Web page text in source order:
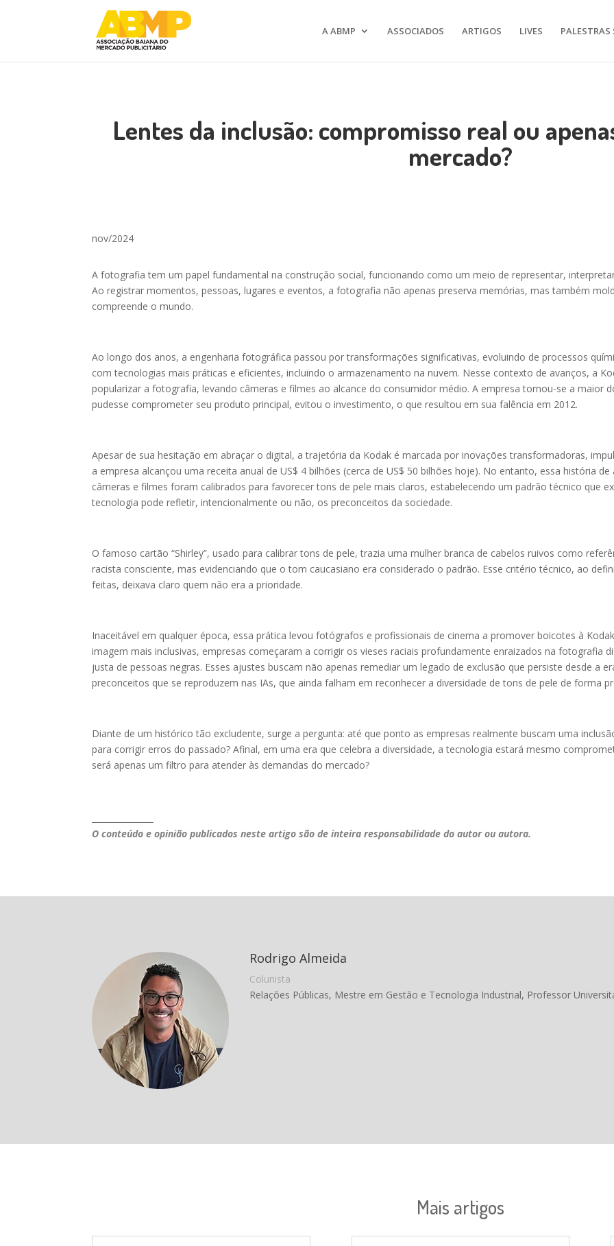
A ABMP ASSOCIADOS ARTIGOS LIVES PALESTRAS
Lentes da inclusão: compromisso real ou
mercado?
nov/2024
A fotografia tem um papel fundamental na construção social, funcionando como um meio de representar,
Ao registrar momentos, pessoas, lugares e eventos, a fotografia não apenas preserva memórias, mas também
compreende o mundo.
Ao longo dos anos, a engenharia fotográfica passou por transformações significativas, evoluindo de processos
com tecnologias mais práticas e eficientes, incluindo o armazenamento na nuvem. Nesse contexto de avanços, a
popularizar a fotografia, levando câmeras e filmes ao alcance do consumidor médio. A empresa tornou-se a maior
pudesse comprometer seu produto principal, evitou o investimento, o que resultou em sua falência em 2012.
Apesar de sua hesitação em abraçar o digital, a trajetória da Kodak é marcada por inovações transformadoras,
a empresa alcançou uma receita anual de US$ 4 bilhões (cerca de US$ 50 bilhões hoje). No entanto, essa história
câmeras e filmes foram calibrados para favorecer tons de pele mais claros, estabelecendo um padrão técnico que
tecnologia pode refletir, intencionalmente ou não, os preconceitos da sociedade.
O famoso cartão “Shirley”, usado para calibrar tons de pele, trazia uma mulher branca de cabelos ruivos como
racista consciente, mas evidenciando que o tom caucasiano era considerado o padrão. Esse critério técnico, ao
feitas, deixava claro quem não era a prioridade.
Inaceitável em qualquer época, essa prática levou fotógrafos e profissionais de cinema a promover boicotes à
imagem mais inclusivas, empresas começaram a corrigir os vieses raciais profundamente enraizados na fotografia
justa de pessoas negras. Esses ajustes buscam não apenas remediar um legado de exclusão que persiste desde a
preconceitos que se reproduzem nas IAs, que ainda falham em reconhecer a diversidade de tons de pele de forma
Diante de um histórico tão excludente, surge a pergunta: até que ponto as empresas realmente buscam uma
para corrigir erros do passado? Afinal, em uma era que celebra a diversidade, a tecnologia estará mesmo
será apenas um filtro para atender às demandas do mercado?
O conteúdo e opinião publicados neste artigo são de inteira responsabilidade do autor ou autora.
Rodrigo Almeida
Colunista
Relações Públicas, Mestre em Gestão e Tecnologia Industrial, Professor
Mais artigos